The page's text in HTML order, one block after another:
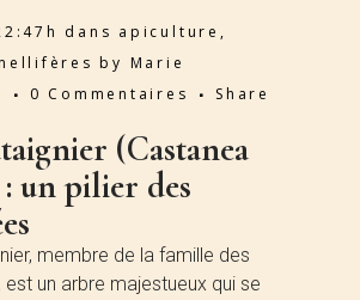
dans apiculture ,
by Marie
0 Commentaires Share
(Castanea
: un pilier des
membre de la famille des
est un arbre majestueux qui se